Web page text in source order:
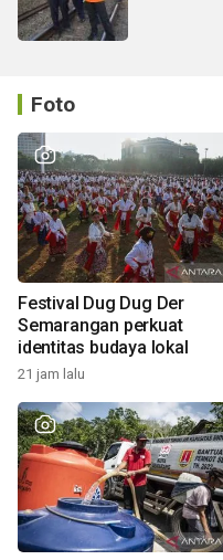
Foto
Festival Dug Dug Der
Semarangan perkuat
identitas budaya lokal
21 jam lalu